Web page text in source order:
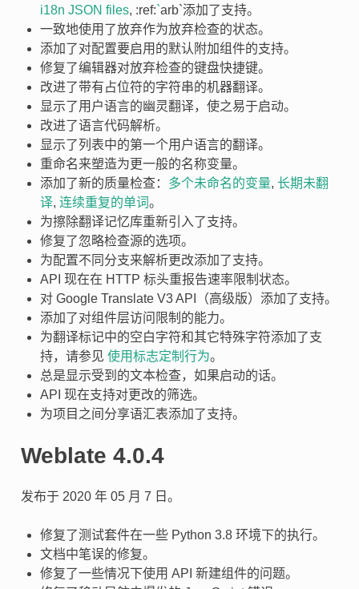
i18n JSON files, :ref:`arb`添加了支持。
一致地使用了放弃作为放弃检查的状态。
添加了对配置要启用的默认附加组件的支持。
修复了编辑器对放弃检查的键盘快捷键。
改进了带有占位符的字符串的机器翻译。
显示了用户语言的幽灵翻译，使之易于启动。
改进了语言代码解析。
显示了列表中的第一个用户语言的翻译。
重命名来塑造为更一般的名称变量。
添加了新的质量检查： 多个未命名的变量, 长期未翻
译, 连续重复的单词。
为擦除翻译记忆库重新引入了支持。
修复了忽略检查源的选项。
为配置不同分支来解析更改添加了支持。
API 现在在 HTTP 标头重报告速率限制状态。
对 Google Translate V3 API（高级版）添加了支持。
添加了对组件层访问限制的能力。
为翻译标记中的空白字符和其它特殊字符添加了支
持，请参见 使用标志定制行为。
总是显示受到的文本检查，如果启动的话。
API 现在支持对更改的筛选。
为项目之间分享语汇表添加了支持。
Weblate 4.0.4
发布于 2020 年 05 月 7 日。
修复了测试套件在一些 Python 3.8 环境下的执行。
文档中笔误的修复。
修复了一些情况下使用 API 新建组件的问题。